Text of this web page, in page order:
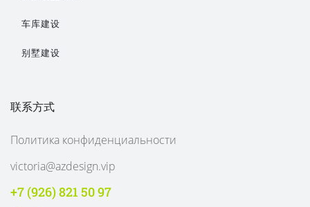
车库建设
别墅建设
联系方式
Политика конфиденциальности
victoria@azdesign.vip
+7 (926) 821 50 97